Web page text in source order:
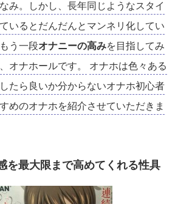
み。しかし、長年同じようなスタイ
いるとだんだんとマンネリ化してい
う一段オナニーの高みを目指してみ
オナホールです。
オナホは色々ある
たら良いか分からないオナホ初心者
めのオナホを紹介させていただきま
を最大限まで高めてくれる性具